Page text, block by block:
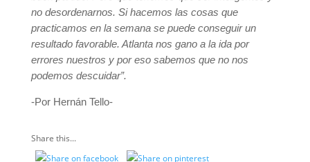
no desordenarnos. Si hacemos las cosas que
practicamos en la semana se puede conseguir un
resultado favorable. Atlanta nos gano a la ida por
errores nuestros y por eso sabemos que no nos
podemos descuidar”.
-Por Hernán Tello-
Share this...